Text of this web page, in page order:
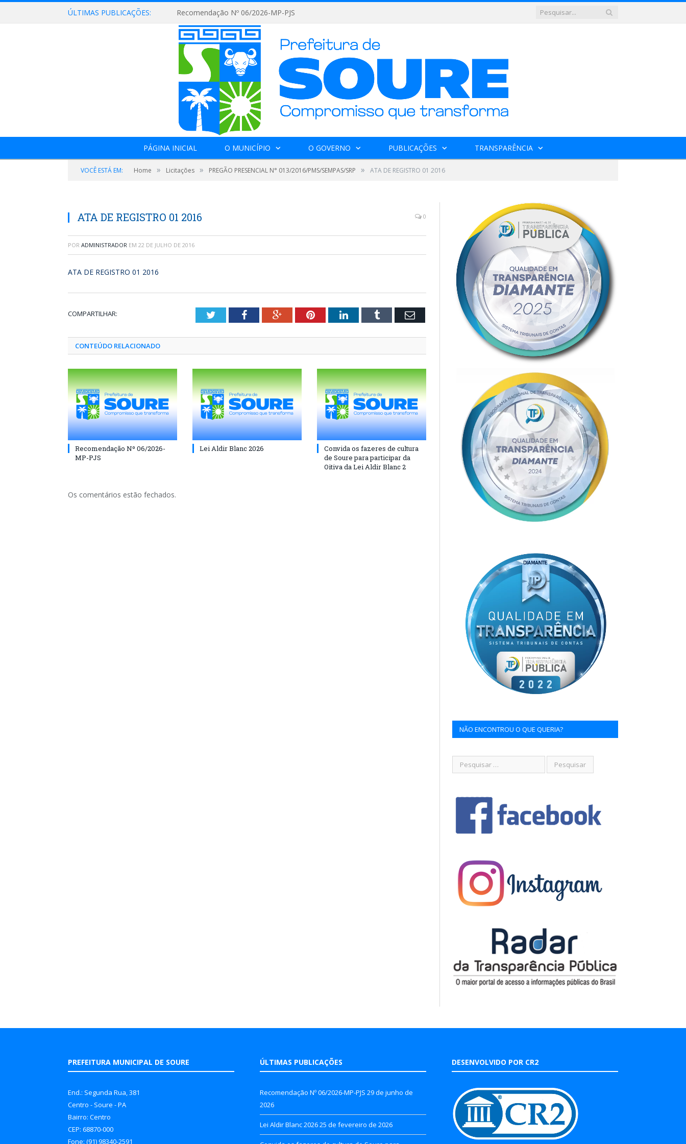
ÚLTIMAS PUBLICAÇÕES: Recomendação Nº 06/2026-MP-PJS
PÁGINA INICIAL O MUNICÍPIO O GOVERNO PUBLICAÇÕES TRANSPARÊNCIA
VOCÊ ESTÁ EM: Home » Licitações » PREGÃO PRESENCIAL N° 013/2016/PMS/SEMPAS/SRP » ATA DE REGISTRO 01 2016
ATA DE REGISTRO 01 2016 0
POR ADMINISTRADOR EM 22 DE JULHO DE 2016
ATA DE REGISTRO 01 2016
COMPARTILHAR: TwitterFacebookGoogle+PinterestLinkedInTumblr Email
CONTEÚDO RELACIONADO
Recomendação Nº 06/2026-
MP-PJS
Lei Aldir Blanc 2026
Convida os fazeres de cultura
de Soure para participar da
Oitiva da Lei Aldir Blanc 2
Os comentários estão fechados.
NÃO ENCONTROU O QUE QUERIA?
PREFEITURA MUNICIPAL DE SOURE
End.: Segunda Rua, 381
Centro - Soure - PA
Bairro: Centro
CEP: 68870-000
Fone: (91) 98340-2591
ÚLTIMAS PUBLICAÇÕES
Recomendação Nº 06/2026-MP-PJS 29 de junho de
2026
Lei Aldir Blanc 202625 de fevereiro de 2026
DESENVOLVIDO POR CR2